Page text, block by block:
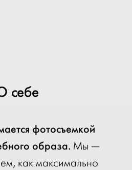
себе
фотосъемкой
образа. Мы —
как максимально